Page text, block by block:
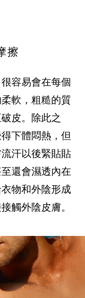
擦
容易會在每個
軟，粗糙的質
皮。除此之
下體悶熱，但
汗以後緊貼貼
還會濕透內在
物和外陰形成
觸外陰皮膚。